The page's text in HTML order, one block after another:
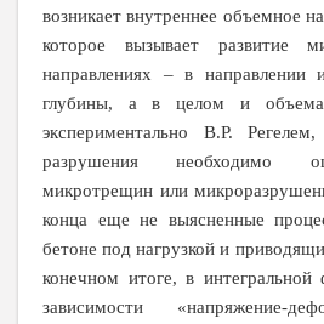
возникает внутреннее объемное
которое вызывает развитие
направлениях – в
глубины, а в целом и
экспериментально В.Р.
разрушения необходимо
микротрещин или
конца еще не выясненные
бетоне под нагрузкой и
конечном итоге, в
зависимости «напряжение-